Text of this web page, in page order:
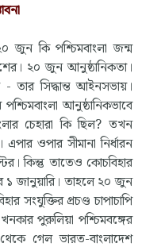
জুন কি পশ্চিমবাংলা জন্ম
২০ জুন আনুষ্ঠানিকতা।
- তার সিদ্ধান্ত আইনসভায়।
আনুষ্ঠানিকভাবে
চেহারা কি ছিল? তখন
ওপার সীমানা নির্ধারন
কিন্তু তাতেও কোচবিহার
১ জানুয়ারি। তাহলে ২০ জুন
সংযুক্তির প্রচণ্ড চাপাচাপি
পুরুলিয়া পশ্চিমবঙ্গের
গেল ভারত-বাংলাদেশ